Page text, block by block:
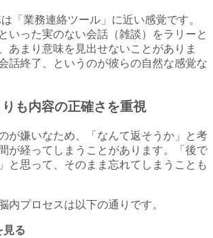
「業務連絡ツール」に近い感覚です。
いった実のない会話（雑談）をラリーと
あまり意味を見出せないことがありま
話終了、というのが彼らの自然な感覚な
も内容の正確さを重視
が嫌いなため、「なんて返そうか」と考
が経ってしまうことがあります。「後で
と思って、そのまま忘れてしまうことも
内プロセスは以下の通りです。
見る